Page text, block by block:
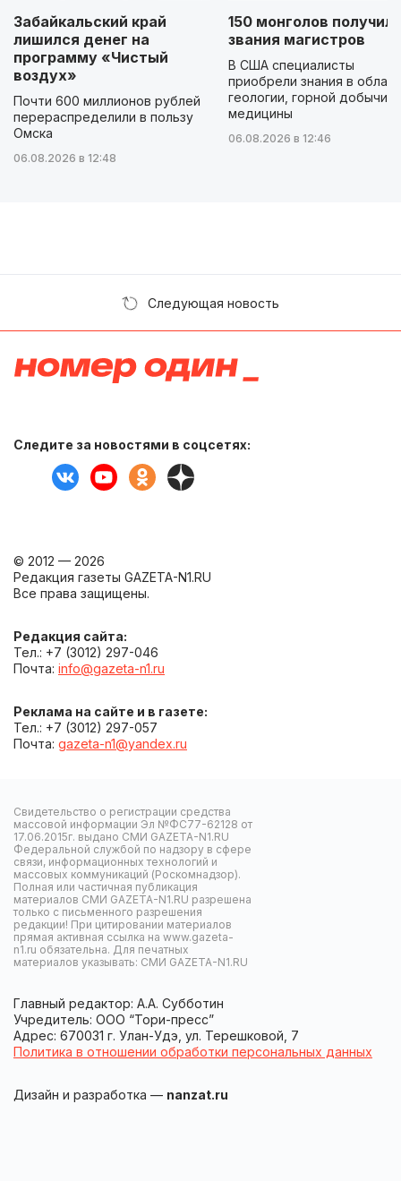
Забайкальский край
лишился денег на
программу «Чистый
воздух»
Почти 600 миллионов рублей
перераспределили в пользу
Омска
06.08.2026 в 12:48
150 монголов
звания магистров
В США специалисты
приобрели знания в
геологии, горной добычи и
медицины
06.08.2026 в 12:46
Следующая новость
Следите за новостями в соцсетях:
© 2012 — 2026
Редакция газеты GAZETA-N1.RU
Все права защищены.
Редакция сайта:
Тел.: +7 (3012) 297-046
Почта: info@gazeta-n1.ru
Реклама на сайте и в газете:
Тел.: +7 (3012) 297-057
Почта: gazeta-n1@yandex.ru
Свидетельство о регистрации средства
массовой информации Эл №ФС77-62128 от
17.06.2015г. выдано СМИ GAZETA-N1.RU
Федеральной службой по надзору в сфере
связи, информационных технологий и
массовых коммуникаций (Роскомнадзор).
Полная или частичная публикация
материалов СМИ GAZETA-N1.RU разрешена
только с письменного разрешения
редакции! При цитировании материалов
прямая активная ссылка на www.gazeta-
n1.ru обязательна. Для печатных
материалов указывать: СМИ GAZETA-N1.RU
Главный редактор: А.А. Субботин
Учредитель: ООО “Тори-пресс”
Адрес: 670031 г. Улан-Удэ, ул. Терешковой, 7
Политика в отношении обработки персональных данных
Дизайн и разработка — nanzat.ru